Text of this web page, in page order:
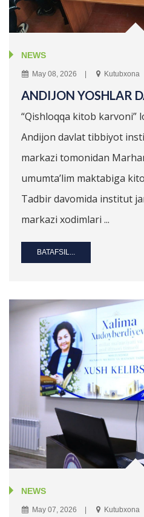
NEWS
May 08, 2026 Kutubxona
ANDIJON YOSHLAR
“Qishloqqa kitob karvoni”
Andijon davlat tibbiyot
markazi tomonidan
umumta’lim maktabiga
Tadbir davomida institut
markazi xodimlari ...
BATAFSIL...
NEWS
May 07, 2026 Kutubxona